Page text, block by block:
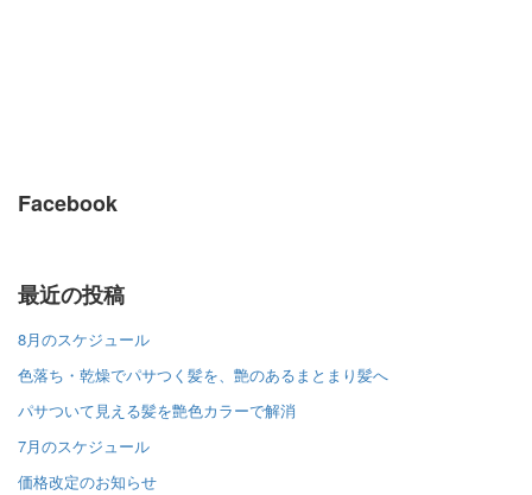
Facebook
最近の投稿
8月のスケジュール
色落ち・乾燥でパサつく髪を、艶のあるまとまり髪へ
パサついて見える髪を艶色カラーで解消
7月のスケジュール
価格改定のお知らせ